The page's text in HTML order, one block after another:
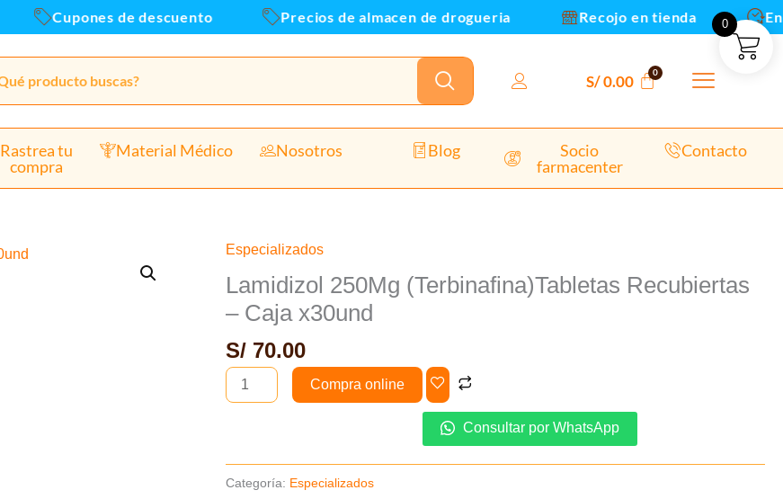
Cupones de descuento Precios de almacen de drogueria Recojo en tienda
S/0.00
Rastrea tu
compra
Material Médico Nosotros Blog
Socio
farmacenter
Contacto
Especializados
Lamidizol 250Mg (Terbinafina)Tabletas Recubiertas
– Caja x30und
S/ 70.00
Lamidizol
250Mg
Recubiertas
-
Caja
x30und
Compra online
Consultar por WhatsApp
Categoría: Especializados
0
x30und